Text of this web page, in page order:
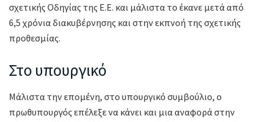
σχετικής Οδηγίας της Ε.Ε. και μάλιστα το έκανε μετά από
6,5 χρόνια διακυβέρνησης και στην εκπνοή της σχετικής
προθεσμίας.
Στο υπουργικό
Μάλιστα την επομένη, στο υπουργικό συμβούλιο, ο
πρωθυπουργός επέλεξε να κάνει και μια αναφορά στην